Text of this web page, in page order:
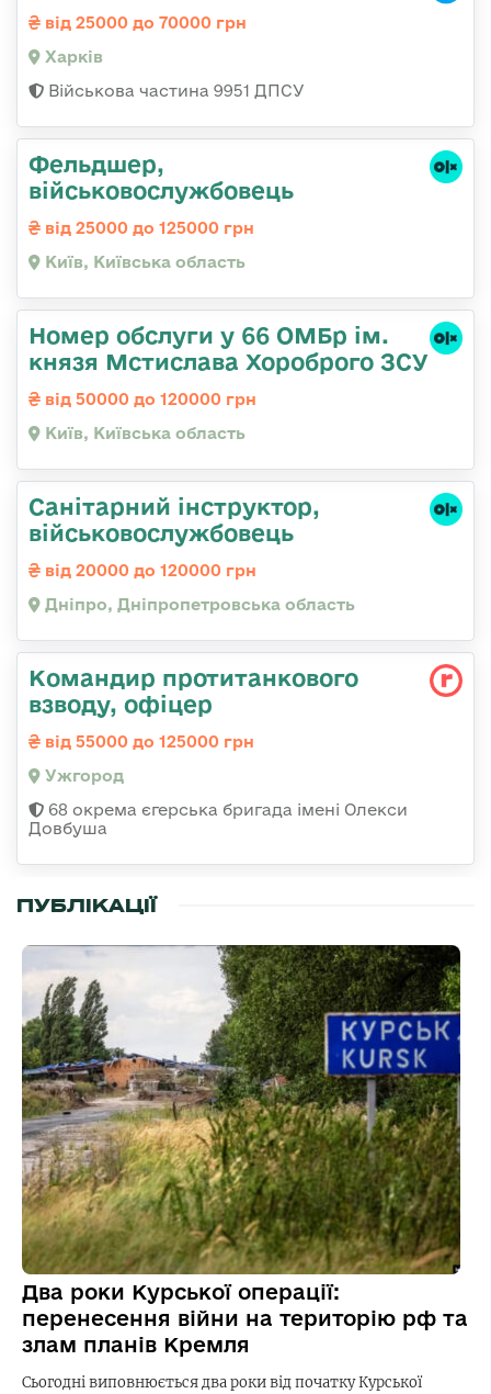
від 25000 до 70000 грн
Харків
Військова частина 9951 ДПСУ
Фельдшер,
військовослужбовець
від 25000 до 125000 грн
Київ, Київська область
Номер обслуги у 66 ОМБр ім.
князя Мстислава Хороброго ЗСУ
від 50000 до 120000 грн
Київ, Київська область
Санітарний інструктор,
військовослужбовець
від 20000 до 120000 грн
Дніпро, Дніпропетровська область
Командир протитанкового
взводу, офіцер
від 55000 до 125000 грн
Ужгород
68 окрема єгерська бригада імені Олекси
Довбуша
ПУБЛІКАЦІЇ
Два роки Курської операції:
перенесення війни на територію рф та
злам планів Кремля
Сьогодні виповнюється два роки від початку Курської